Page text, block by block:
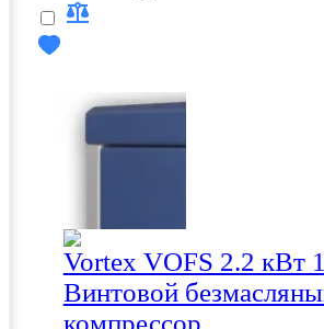
Vortex VOFS 2.2 кВт
Винтовой
компрессор